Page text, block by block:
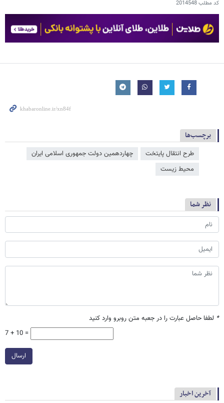
کد مطلب2014548
برچسب‌ها
طرح انتقال پایتخت
چهاردهمین دولت جمهوری اسلامی ایران
محیط زیست
نظر شما
* لطفا حاصل عبارت را در جعبه متن روبرو وارد کنید
7 + 10 =
ارسال
آخرین اخبار